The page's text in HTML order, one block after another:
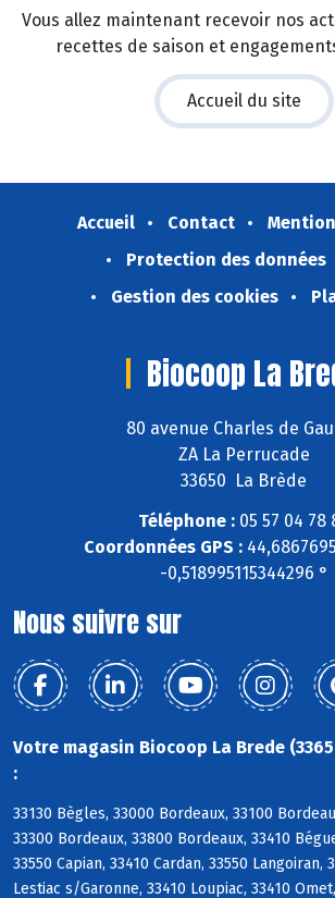
Vous allez maintenant recevoir nos
recettes de saison et
Accueil du site
Accueil Contact
Protection des données
Gestion des cookies
Biocoop La
80 avenue Charles de
ZA La Perrucade
33650 La Brède
Téléphone : 05 57 04 78
Coordonnées GPS :
-0,518995115344296 °
Nous suivre sur
Votre magasin Biocoop La Brede
:
33130 Bègles, 33000 Bordeaux, 33100
33300 Bordeaux, 33800 Bordeaux, 33410
33550 Capian, 33410 Cardan, 33550 Langoiran,
Lestiac s/Garonne, 33410 Loupiac, 33410